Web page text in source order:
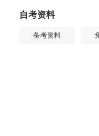
自考资料
备考资料